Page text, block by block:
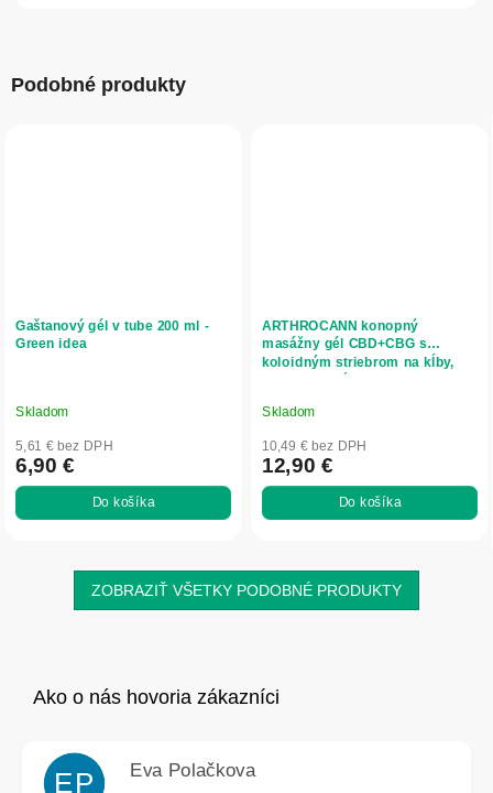
Podobné produkty
Gaštanový gél v tube 200 ml -
Green idea
Skladom
5,61 € bez DPH
6,90 €
Do košíka
ARTHROCANN konopný
masážny gél CBD+CBG s
koloidným striebrom na kĺby,
Skladom
10,49 € bez DPH
12,90 €
Do košíka
ZOBRAZIŤ VŠETKY PODOBNÉ PRODUKTY
EP Eva Polačkova